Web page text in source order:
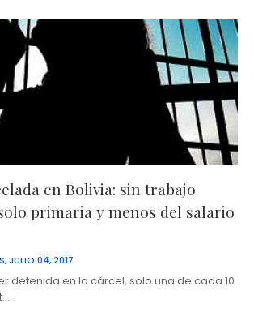
en Bolivia: sin trabajo
primaria y menos del salario
JULIO 04, 2017
detenida en la cárcel, solo una de cada 10